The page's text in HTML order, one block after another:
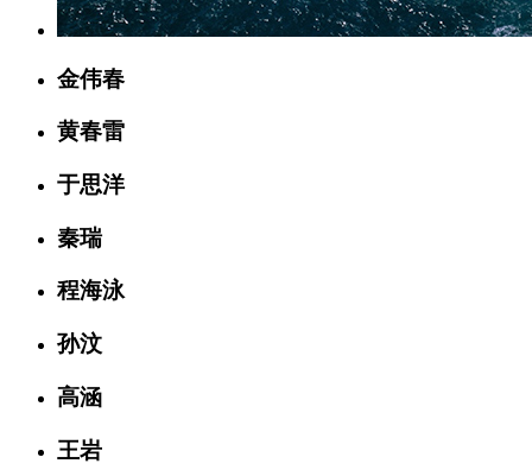
金伟春
黄春雷
于思洋
秦瑞
程海泳
孙汶
高涵
王岩